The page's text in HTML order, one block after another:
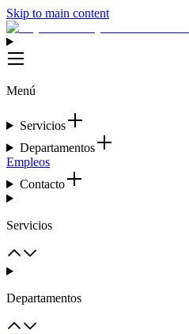
Skip to main content
Menú
Servicios
Departamentos
Empleos
Contacto
Servicios
Departamentos